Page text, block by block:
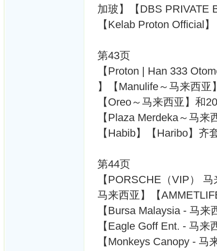
加玻】【DBS PRIVATE
【Kelab Proton Official】
第43页
【Proton | Han 333
】【Manulife～马来西亚
【Oreo～马来西亚】和
【Plaza Merdeka～马来
【Habib】【Haribo】齐
第44页
【PORSCHE（VIP）
马来西亚】【
【Bursa Malaysia - 马
【Eagle Goff Ent. - 马
【Monkeys Canopy -